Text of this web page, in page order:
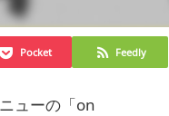
Pocket Feedly
ューの「on